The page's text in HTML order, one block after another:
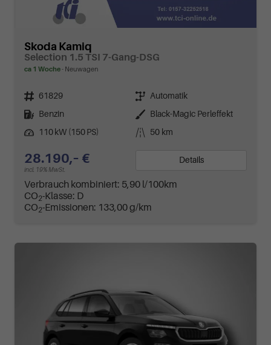
Skoda Kamiq
Selection 1.5 TSI 7-Gang-DSG
ca 1 Woche Neuwagen
Fahrzeugnr. 61829 Getriebe Automatik
Kraftstoff
Benzin Außenfarbe
Black-Magic Perleffekt
Leistung
110 kW (150 PS) Kilometerstand 50 km
28.190,– €
incl. 19% MwSt.
Details
Verbrauch kombiniert: 5,90 l/100km
CO2-Klasse: D
CO2-Emissionen: 133,00 g/km